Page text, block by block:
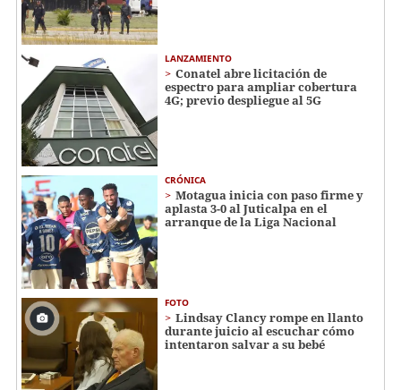
LANZAMIENTO
Conatel abre licitación de
espectro para ampliar cobertura
4G; previo despliegue al 5G
CRÓNICA
Motagua inicia con paso firme y
aplasta 3-0 al Juticalpa en el
arranque de la Liga Nacional
FOTO
Lindsay Clancy rompe en llanto
durante juicio al escuchar cómo
intentaron salvar a su bebé